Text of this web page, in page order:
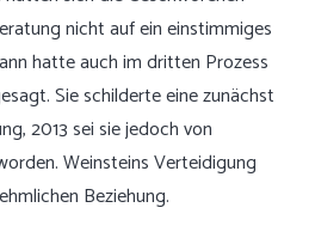
nicht auf ein einstimmiges
hatte auch im dritten Prozess
Sie schilderte eine zunächst
2013 sei sie jedoch von
Weinsteins Verteidigung
Beziehung.